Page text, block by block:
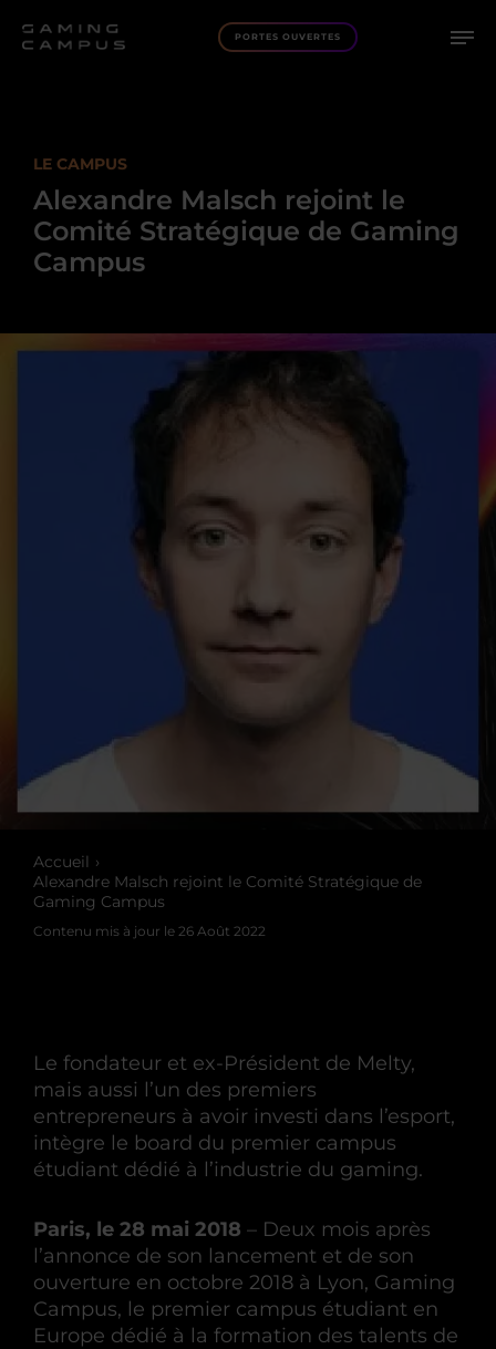
PORTES OUVERTES
LE CAMPUS
Alexandre Malsch rejoint le
Comité Stratégique de Gaming
Campus
Accueil
Alexandre Malsch rejoint le Comité Stratégique de
Gaming Campus
Contenu mis à jour le 26 Août 2022
Le fondateur et ex-Président de Melty,
mais aussi l’un des premiers
entrepreneurs à avoir investi dans l’esport,
intègre le board du premier campus
étudiant dédié à l’industrie du gaming.
Paris, le 28 mai 2018 – Deux mois après
l’annonce de son lancement et de son
ouverture en octobre 2018 à Lyon, Gaming
Campus, le premier campus étudiant en
Europe dédié à la formation des talents de